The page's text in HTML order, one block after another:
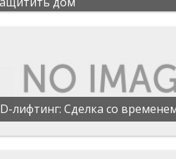
лифтинг: Сделка со